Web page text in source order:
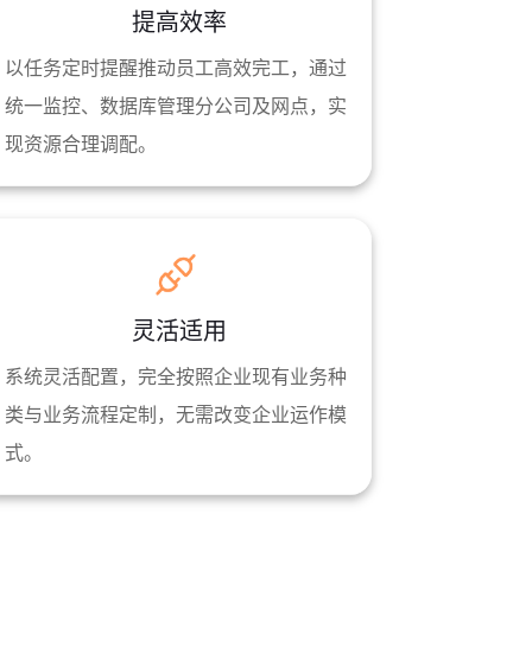
提高效率
以任务定时提醒推动员工高效完工，通过
统一监控、数据库管理分公司及网点，实
现资源合理调配。
灵活适用
系统灵活配置，完全按照企业现有业务种
类与业务流程定制，无需改变企业运作模
式。